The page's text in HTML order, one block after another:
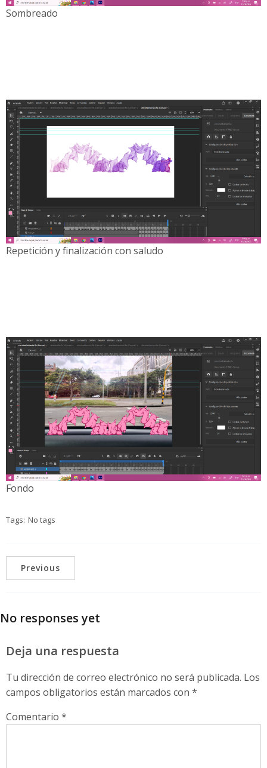
Sombreado
Repetición y finalización con saludo
Fondo
Tags: No tags
Previous
No responses yet
Deja una respuesta
Tu dirección de correo electrónico no será publicada. Los
campos obligatorios están marcados con *
Comentario *